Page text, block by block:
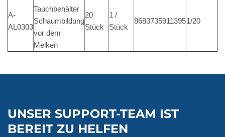
A-
AL0303
Tauchbehälter
Schaumbildung
vor dem
Melken
20
Stück
1 /
Stück
86837359113951/20
UNSER SUPPORT-TEAM IST
BEREIT ZU HELFEN